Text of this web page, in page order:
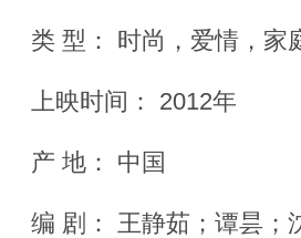
类 型： 时尚，爱情，家
上映时间： 2012年
产 地： 中国
编 剧： 王静茹；谭昙；